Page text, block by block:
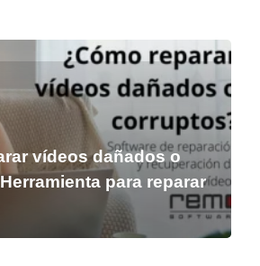
vídeos dañados o
para reparar